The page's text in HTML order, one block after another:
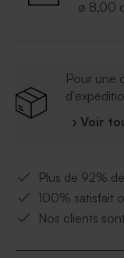
ø 8,00
Pour une
› Voir
Plus de 92%
100% satisfait
Nos clients